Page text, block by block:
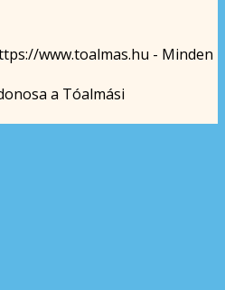
www.toalmas.hu - Minden
a Tóalmási